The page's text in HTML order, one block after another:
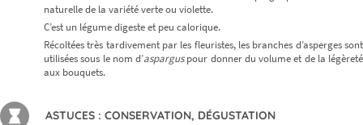
naturelle de la variété verte ou violette.
C’est un légume digeste et peu calorique.
Récoltées très tardivement par les fleuristes, les branches d’asperges sont
utilisées sous le nom d’asparguspour donner du volume et de la légèreté
aux bouquets.
ASTUCES : CONSERVATION, DÉGUSTATION